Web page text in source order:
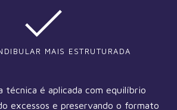
MAIS ESTRUTURADA
técnica é aplicada com equilíbrio
excessos e preservando o formato